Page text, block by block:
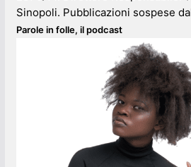
Sinopoli. Pubblicazioni sospese
Parole in folle, il podcast